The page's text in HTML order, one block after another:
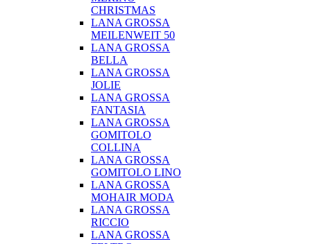
CHRISTMAS
LANA GROSSA
MEILENWEIT 50
LANA GROSSA
BELLA
LANA GROSSA
JOLIE
LANA GROSSA
FANTASIA
LANA GROSSA
GOMITOLO
COLLINA
LANA GROSSA
GOMITOLO LINO
LANA GROSSA
MOHAIR MODA
LANA GROSSA
RICCIO
LANA GROSSA